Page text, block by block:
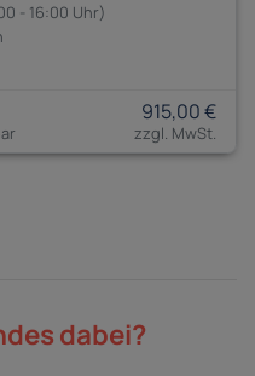
- 16:00
915,00 €
dabei?